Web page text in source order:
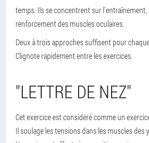
temps. Ils se concentrent sur l'entraînement,
renforcement des muscles oculaires.
Deux à trois approches suffisent pour
Clignote rapidement entre les exercices.
"LETTRE DE NEZ"
Cet exercice est considéré comme un
Il soulage les tensions dans les muscles des